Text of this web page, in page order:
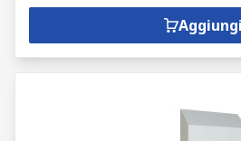
Aggiungi